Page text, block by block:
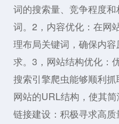
词的搜索量、竞争程度
词。2，内容优化：在网
理布局关键词，确保内
求。3，网站结构优化：
搜索引擎爬虫能够顺利
网站的URL结构，使其
链接建设：积极寻求高